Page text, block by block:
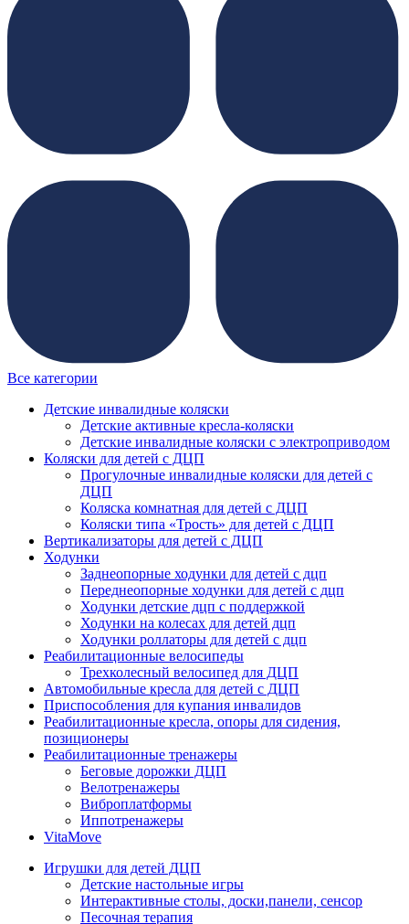
Все категории
Детские инвалидные коляски
Детские активные кресла-коляски
Детские инвалидные коляски с электроприводом
Коляски для детей с ДЦП
Прогулочные инвалидные коляски для детей с
ДЦП
Коляска комнатная для детей с ДЦП
Коляски типа «Трость» для детей с ДЦП
Вертикализаторы для детей с ДЦП
Ходунки
Заднеопорные ходунки для детей с дцп
Переднеопорные ходунки для детей с дцп
Ходунки детские дцп с поддержкой
Ходунки на колесах для детей дцп
Ходунки роллаторы для детей с дцп
Реабилитационные велосипеды
Трехколесный велосипед для ДЦП
Автомобильные кресла для детей с ДЦП
Приспособления для купания инвалидов
Реабилитационные кресла, опоры для сидения,
позиционеры
Реабилитационные тренажеры
Беговые дорожки ДЦП
Велотренажеры
Виброплатформы
Иппотренажеры
VitaMove
Игрушки для детей ДЦП
Детские настольные игры
Интерактивные столы, доски,панели, сенсор
Песочная терапия